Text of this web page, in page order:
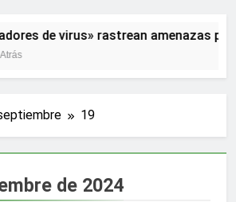
de virus» rastrean amenazas
19
de 2024